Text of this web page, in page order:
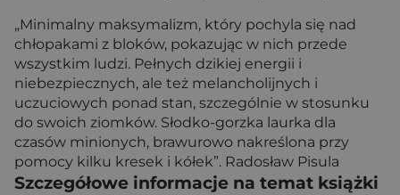
„Minimalny maksymalizm, który pochyla się nad
chłopakami z bloków, pokazując w nich przede
wszystkim ludzi. Pełnych dzikiej energii i
niebezpiecznych, ale też melancholijnych i
uczuciowych ponad stan, szczególnie w stosunku
do swoich ziomków. Słodko-gorzka laurka dla
czasów minionych, brawurowo nakreślona przy
pomocy kilku kresek i kółek”. Radosław Pisula
Szczegółowe informacje na temat książki